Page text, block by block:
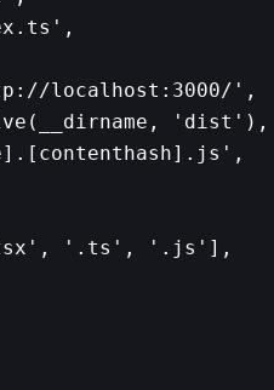
localhost:3000/',
'dist'),
'.ts', '.js'],